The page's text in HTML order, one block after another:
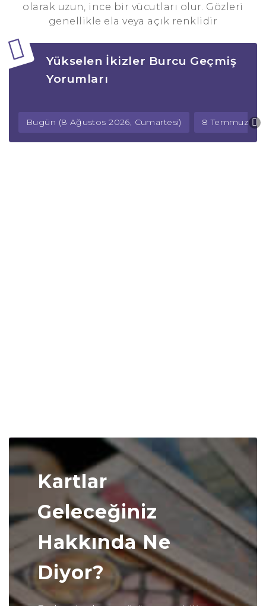
olarak uzun, ince bir vücutları olur. Gözleri
genellikle ela veya açık renklidir
Yükselen İkizler Burcu Geçmiş
Yorumları
Bugün (8 Ağustos 2026, Cumartesi) 8 Temmuz
Kartlar
Geleceğiniz
Hakkında Ne
Diyor?